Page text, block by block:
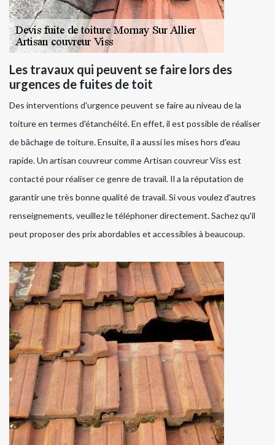
Les travaux qui peuvent se faire lors des
urgences de fuites de toit
Des interventions d'urgence peuvent se faire au niveau de la
toiture en termes d'étanchéité. En effet, il est possible de réaliser
de bâchage de toiture. Ensuite, il a aussi les mises hors d'eau
rapide. Un artisan couvreur comme Artisan couvreur Viss est
contacté pour réaliser ce genre de travail. Il a la réputation de
garantir une très bonne qualité de travail. Si vous voulez d'autres
renseignements, veuillez le téléphoner directement. Sachez qu'il
peut proposer des prix abordables et accessibles à beaucoup.